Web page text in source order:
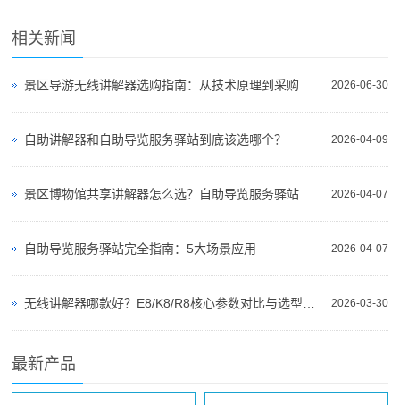
相关新闻
2026-06-30
景区导游无线讲解器选购指南：从技术原理到采购决策
2026-04-09
自助讲解器和自助导览服务驿站到底该选哪个？
2026-04-07
景区博物馆共享讲解器怎么选？自助导览服务驿站部署全攻略（2026版）
2026-04-07
自助导览服务驿站完全指南：5大场景应用
2026-03-30
无线讲解器哪款好？E8/K8/R8核心参数对比与选型指南
最新产品